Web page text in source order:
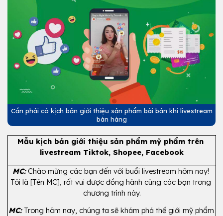
Cần phải có kịch bản giới thiệu sản phẩm bài bản khi livestream
bán hàng
Mẫu kịch bản giới thiệu sản phẩm mỹ phẩm trên
livestream Tiktok, Shopee, Facebook
MC: Chào mừng các bạn đến với buổi livestream hôm nay!
Tôi là [Tên MC], rất vui được đồng hành cùng các bạn trong
chương trình này.
MC: Trong hôm nay, chúng ta sẽ khám phá thế giới mỹ phẩm